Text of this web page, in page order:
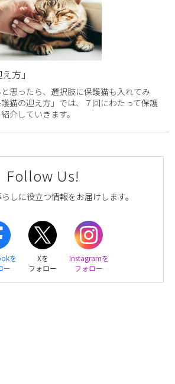
方」
思ったら、選択肢に保護猫も入れてみ
猫の迎え方」では、７回にわたって保護
介していきます。
Follow Us!
しに役立つ情報をお届けします。
を
ー
Xを
フォロー
Instagramを
フォロー